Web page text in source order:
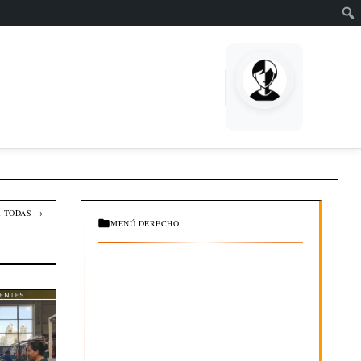
TODAS →
MENÚ DERECHO